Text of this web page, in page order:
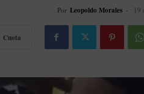
Por Leopoldo Morales - 19
Cuota